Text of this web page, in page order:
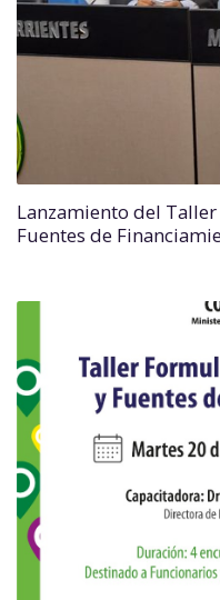
Lanzamiento del
Fuentes de